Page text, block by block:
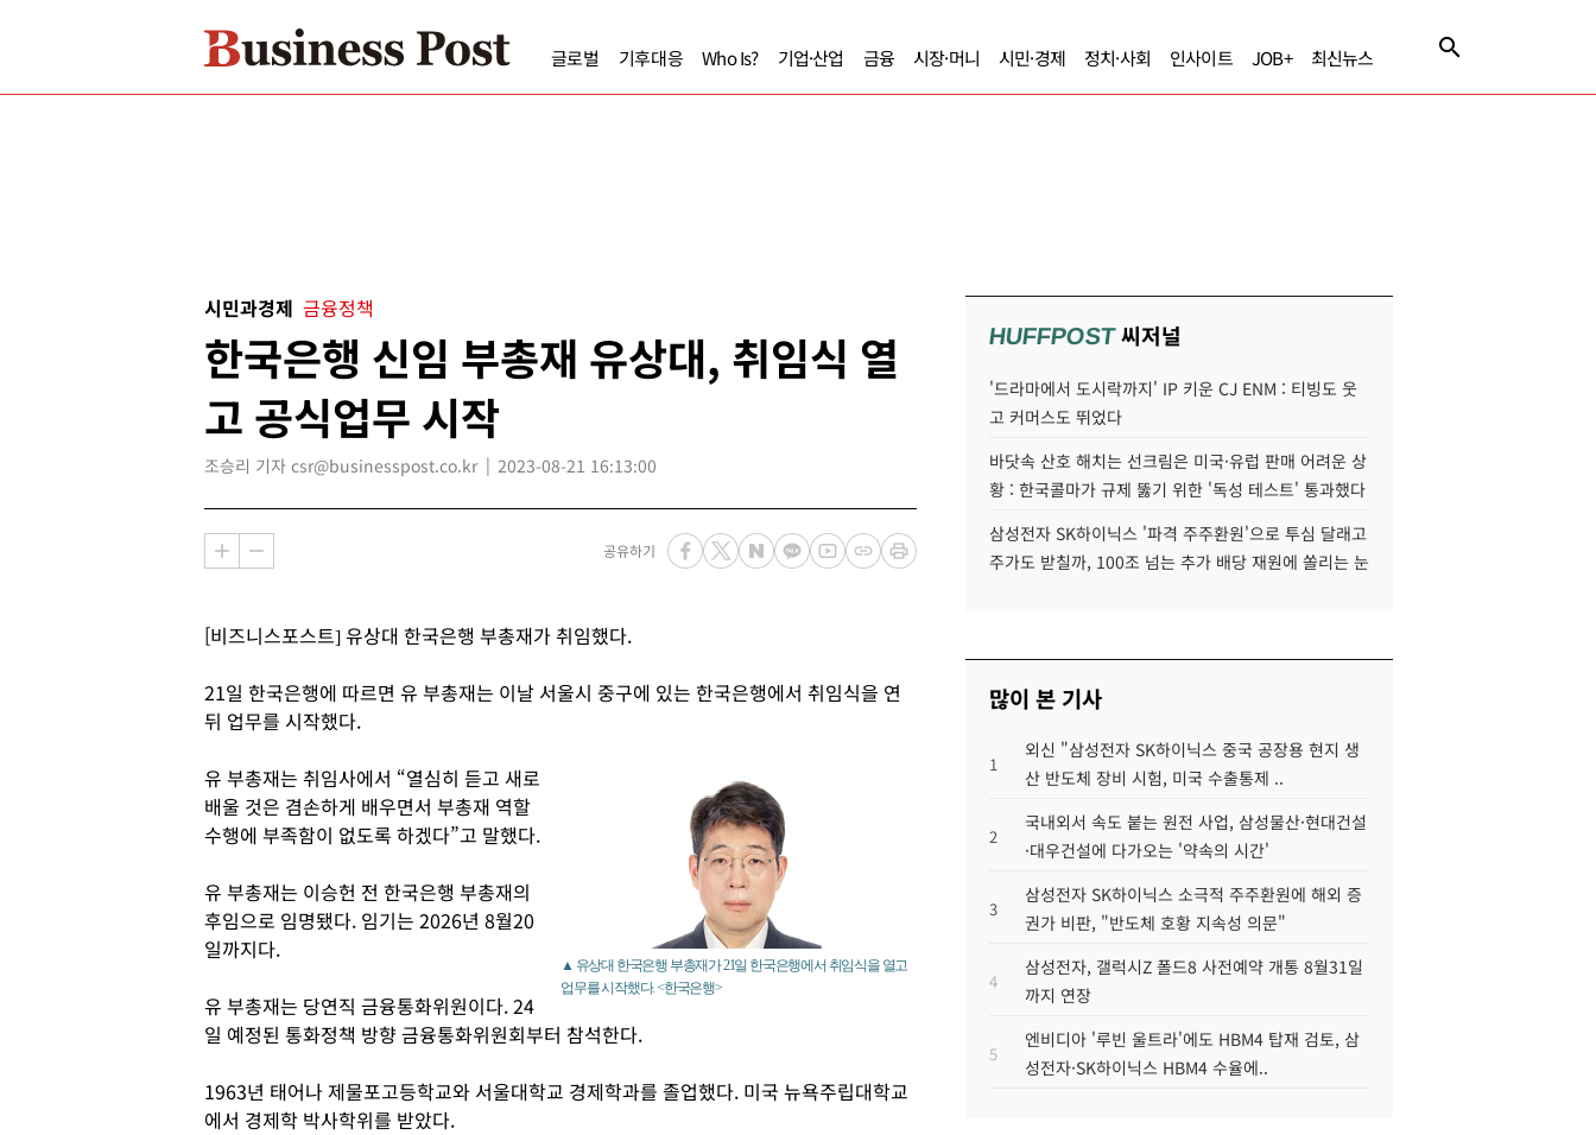
글로벌 기후대응 Who Is? 기업·산업 금융 시장·머니 시민·경제 정치·사회 인사이트 JOB+ 최신뉴스
시민과경제 금융정책
한국은행 신임 부총재 유상대, 취임식 열
고 공식업무 시작
조승리 기자 csr@businesspost.co.kr 2023-08-21 16:13:00
공유하기
[비즈니스포스트] 유상대 한국은행 부총재가 취임했다.
21일 한국은행에 따르면 유 부총재는 이날 서울시 중구에 있는 한국은행에서 취임식을 연
뒤 업무를 시작했다.
▲ 유상대 한국은행 부총재가 21일 한국은행에서 취임식을 열고
업무를 시작했다. <한국은행>
유 부총재는 취임사에서 “열심히 듣고 새로
배울 것은 겸손하게 배우면서 부총재 역할
수행에 부족함이 없도록 하겠다”고 말했다.
유 부총재는 이승헌 전 한국은행 부총재의
후임으로 임명됐다. 임기는 2026년 8월20
일까지다.
유 부총재는 당연직 금융통화위원이다. 24
일 예정된 통화정책 방향 금융통화위원회부터 참석한다.
1963년 태어나 제물포고등학교와 서울대학교 경제학과를 졸업했다. 미국 뉴욕주립대학교
에서 경제학 박사학위를 받았다.
HUFFPOST씨저널
'드라마에서 도시락까지' IP 키운 CJ ENM : 티빙도 웃
고 커머스도 뛰었다
바닷속 산호 해치는 선크림은 미국·유럽 판매 어려운 상
황 : 한국콜마가 규제 뚫기 위한 '독성 테스트' 통과했다
삼성전자 SK하이닉스 '파격 주주환원'으로 투심 달래고
주가도 받칠까, 100조 넘는 추가 배당 재원에 쏠리는 눈
많이 본 기사
1
외신 "삼성전자 SK하이닉스 중국 공장용 현지 생
산 반도체 장비 시험, 미국 수출통제 ..
2
국내외서 속도 붙는 원전 사업, 삼성물산·현대건설
·대우건설에 다가오는 '약속의 시간'
3
삼성전자 SK하이닉스 소극적 주주환원에 해외 증
권가 비판, "반도체 호황 지속성 의문"
4
삼성전자, 갤럭시Z 폴드8 사전예약 개통 8월31일
까지 연장
5
엔비디아 '루빈 울트라'에도 HBM4 탑재 검토, 삼
성전자·SK하이닉스 HBM4 수율에..